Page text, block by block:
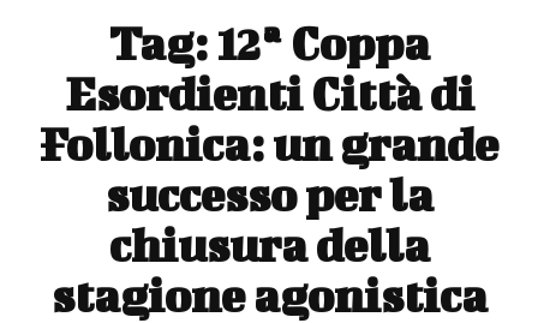
Tag: 12ª Coppa
Esordienti Città di
Follonica: un grande
successo per la
chiusura della
stagione agonistica